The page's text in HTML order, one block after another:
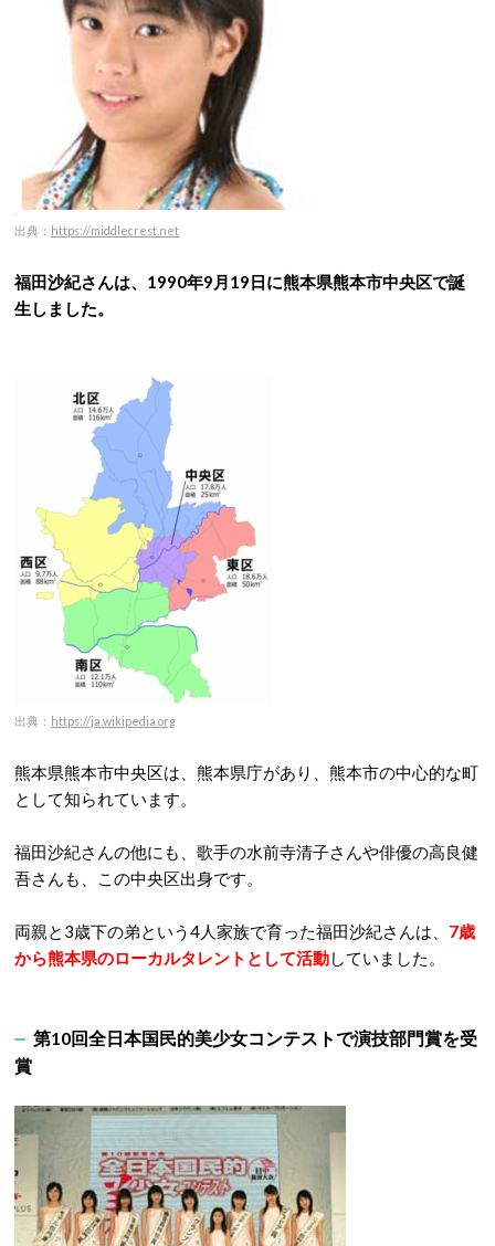
出典： https://middlecrest.net
福田沙紀さんは、1990年9月19日に熊本県熊本市中央区で誕
生しました。
出典： https://ja.wikipedia.org
熊本県熊本市中央区は、熊本県庁があり、熊本市の中心的な町
として知られています。
福田沙紀さんの他にも、歌手の水前寺清子さんや俳優の高良健
吾さんも、この中央区出身です。
両親と3歳下の弟という4人家族で育った福田沙紀さんは、 7歳
から熊本県のローカルタレントとして活動していました。
第10回全日本国民的美少女コンテストで演技部門賞を受
賞